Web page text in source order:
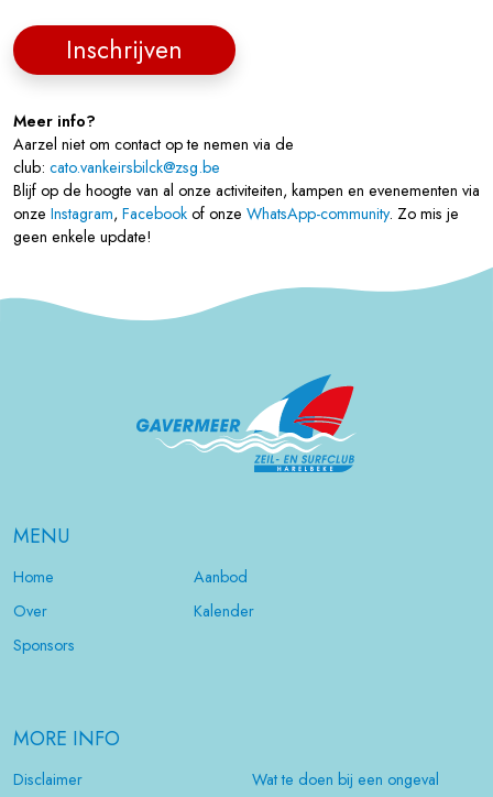
Inschrijven
Meer info?
Aarzel niet om contact op te nemen via de
club: cato.vankeirsbilck@zsg.be
Blijf op de hoogte van al onze activiteiten, kampen en evenementen via
onze Instagram, Facebook of onze WhatsApp-community. Zo mis je
geen enkele update!
MENU
Home
Aanbod
Over
Kalender
Sponsors
MORE INFO
Disclaimer Wat te doen bij een ongeval